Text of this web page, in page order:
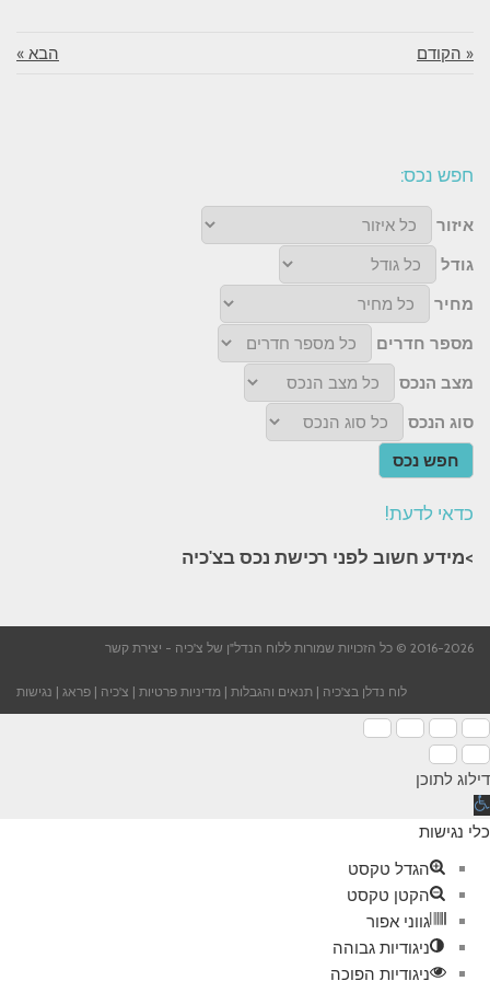
« הקודם הבא »
חפש נכס:
איזור
גודל
מחיר
מספר חדרים
מצב הנכס
סוג הנכס
חפש נכס
כדאי לדעת!
>מידע חשוב לפני רכישת נכס בצ'כיה​
2016-2026 © כל הזכויות שמורות ללוח הנדל"ן של צ'כיה - יצירת קשר
לוח נדלן בצ'כיה | תנאים והגבלות | מדיניות פרטיות | צ'כיה | פראג | נגישות
דילוג לתוכן
פתח
סרגל
כלי נגישות
הגדל טקסט
הקטן טקסט
גווני אפור
ניגודיות גבוהה
ניגודיות הפוכה